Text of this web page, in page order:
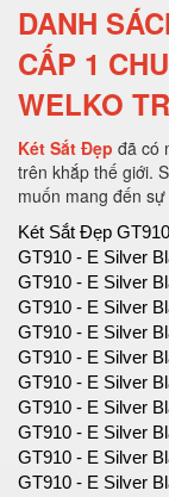
DANH
CẤP 1
WELKO
Két Sắt Đẹp đã có
trên khắp thế giới.
muốn mang đến
Két Sắt Đẹp GT910 - E Silver Black Hồ Chí Minh, Két Sắt Đẹp GT910 - E Silver Black Quận 1 Tại Hồ Chí Minh, Két Sắt Đẹp GT910 - E Silver Black Quận 2 Tại Hồ Chí Minh, Két Sắt Đẹp GT910 - E Silver Black Quận 3 Tại Hồ Chí Minh, Két Sắt Đẹp GT910 - E Silver Black Quận 4 Tại Hồ Chí Minh, Két Sắt Đẹp GT910 - E Silver Black Quận 5 Tại Hồ Chí Minh, Két Sắt Đẹp GT910 - E Silver Black Quận 6 Tại Hồ Chí Minh, Két Sắt Đẹp GT910 - E Silver Black Quận 7 Tại Hồ Chí Minh, Két Sắt Đẹp GT910 - E Silver Black Quận 9 Tại Hồ Chí Minh, Két Sắt Đẹp GT910 - E Silver Black Quận 10 Tại Hồ Chí Minh, Két Sắt Đẹp GT910 - E Silver Black Quận 11 Tại Hồ Chí Minh, Két Sắt Đẹp GT910 - E Silver Black Quận 12 Tại Hồ Chí Minh, Két Sắt Đẹp GT910 - E Silver Black Quận Thủ Đức Tại Hồ Chí Minh, Két Sắt Đẹp GT910 - E Silver Black Quận Bình Thạnh Tại Hồ Chí Minh, Két Sắt Đẹp GT910 - E Silver Black Quận Gò Vấp Tại Hồ Chí Minh, Két Sắt Đẹp GT910 - E Silver Black Quận Phú Nhuận Tại Hồ Chí Minh, Két Sắt Đẹp GT910 - E Silver Black Quận Tân Phú Tại Hồ Chí Minh, Két Sắt Đẹp GT910 - E Silver Black Quận Bình Tân Tại Hồ Chí Minh, Két Sắt Đẹp GT910 - E Silver Black Quận Tân Bình Tại Hồ Chí Minh, Két Sắt Đẹp GT910 - E Silver Black Hà Nội, Két Sắt Đẹp GT910 - E Silver Black Quận Ba Đình Hà Nội, Két Sắt Đẹp GT910 - E Silver Black Quận Hoàn Kiếm Hà Nội, Két Sắt Đẹp GT910 - E Silver Black Quận Hai Bà Trưng Hà Nội, Két Sắt Đẹp GT910 - E Silver Black Quận Đống Đa Hà Nội, Két Sắt Đẹp GT910 - E Silver Black Quận Tây Hồ Hà Nội, Két Sắt Đẹp GT910 - E Silver Black Quận Đống Đa Hà Nội, Két Sắt Đẹp GT910 - E Silver Black Quận Thanh Xuân Hà Nội, Két Sắt Đẹp GT910 - E Silver Black Quận Hoàng Mai Hà Nội, Két Sắt Đẹp GT910 - E Silver Black Quận Long Biên Hà Nội, Két Sắt Đẹp GT910 - E Silver Black Quận Đống Đa Hà Nội, Két Sắt Đẹp GT910 - E Silver Black Huyện Thanh Trì Hà Nội, Két Sắt Đẹp GT910 - E Silver Black Huyện Gia Lâm Hà Nội, Két Sắt Đẹp GT910 - E Silver Black Huyện Đông Anh Hà Nội, Két Sắt Đẹp GT910 - E Silver Black Huyện Sóc Sơn Hà Nội, Két Sắt Đẹp GT910 - E Silver Black Quận Hà Đông Hà Nội, Két Sắt Đẹp GT910 - E Silver Black Thị xã Sơn Tây Hà Nội, Két Sắt Đẹp GT910 - E Silver Black Huyện Ba Vì Hà Nội, Két Sắt Đẹp GT910 - E Silver Black Huyện Phúc Thọ Hà Nội, Két Sắt Đẹp GT910 - E Silver Black Huyện Thạch Thất Hà Nội, Két Sắt Đẹp GT910 - E Silver Black Huyện Quốc Oai Hà Nội, Két Sắt Đẹp GT910 - E Silver Black Huyện Chương Mỹ Hà Nội, Két Sắt Đẹp GT910 - E Silver Black Huyện Đan Phượng Hà Nội, Két Sắt Đẹp GT910 - E Silver Black Huyện Hoài Đức Hà Nội, Két Sắt Đẹp GT910 - E Silver Black Huyện Thanh Oai Hà Nội, Két Sắt Đẹp GT910 - E Silver Black Huyện Mỹ Đức Hà Nội, Két Sắt Đẹp GT910 - E Silver Black Huyện Ứng Hoà Hà Nội, Két Sắt Đẹp GT910 - E Silver Black Huyện Thường Tín Hà Nội, Két Sắt Đẹp GT910 - E Silver Black Huyện Phú Xuyên Hà Nội, Két Sắt Đẹp GT910 - E Silver Black Huyện Mê Linh Hà Nội, Két Sắt Đẹp GT910 - E Silver Black Quận Nam Từ Liên Hà Nội, Két Sắt Đẹp GT910 - E Silver